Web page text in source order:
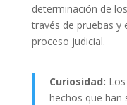
determinación de
través de pruebas y
proceso judicial.
Curiosidad:
hechos que han